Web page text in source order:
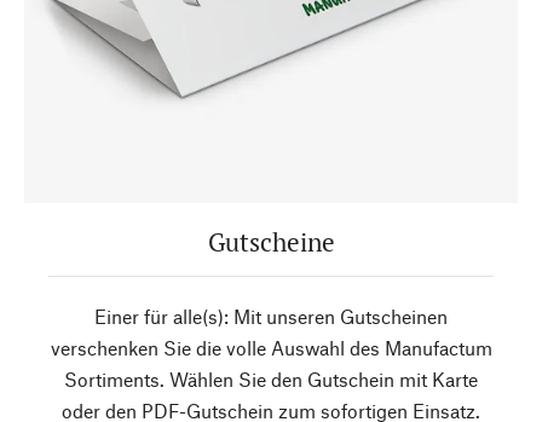
Gutscheine
Einer für alle(s): Mit unseren Gutscheinen
verschenken Sie die volle Auswahl des Manufactum
Sortiments. Wählen Sie den Gutschein mit Karte
oder den PDF-Gutschein zum sofortigen Einsatz.